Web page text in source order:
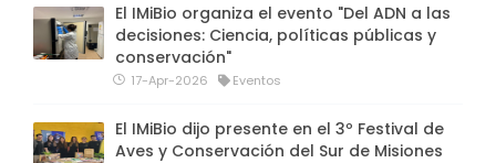
El IMiBio organiza el evento "Del ADN a las
decisiones: Ciencia, políticas públicas y
conservación"
17-Apr-2026 Eventos
El IMiBio dijo presente en el 3º Festival de
Aves y Conservación del Sur de Misiones